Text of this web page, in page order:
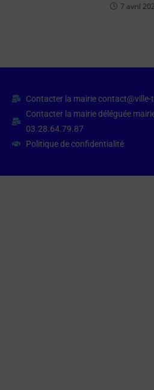
7 avril
Contacter la mairie
Contacter la mairie déléguée
03.28.64.79.87
Politique de confidentialité